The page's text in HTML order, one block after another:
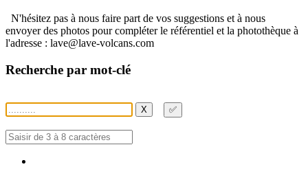
N'hésitez pas à nous faire part de vos suggestions et à nous
envoyer des photos pour compléter le référentiel et la photothèque à
l'adresse : lave@lave-volcans.com
Recherche par mot-clé
X ✅